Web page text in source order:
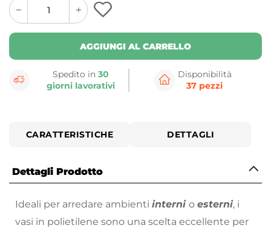
quantity
button
quantity
minus
button
AGGIUNGI AL CARRELLO
Spedito in 30
giorni lavorativi
Disponibilità
37 pezzi
CARATTERISTICHE DETTAGLI
Dettagli Prodotto
Ideali per arredare ambienti interni o esterni, i
vasi in polietilene sono una scelta eccellente per